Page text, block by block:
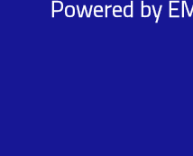
Powered by